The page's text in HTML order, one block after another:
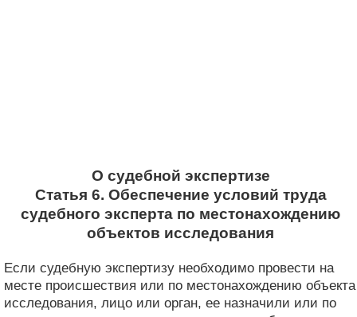
О судебной экспертизе
Статья 6. Обеспечение условий труда
судебного эксперта по местонахождению
объектов исследования
Если судебную экспертизу необходимо провести на
месте происшествия или по местонахождению объекта
исследования, лицо или орган, ее назначили или по